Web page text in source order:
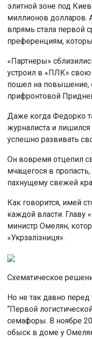
элитной зоне под
миллионов долларов.
впрямь стала первой
преференциям,
«Партнеры»
устроил в «ПЛК» свою
пошел на повышение,
прифронтовой
Даже когда Федорко
журналиста и
успешно развивать
Он вовремя отцепил
мчащегося в
пахнущему свежей
Как говорится, имей
каждой власти. Главу
министр Омелян,
«Укрзалізниця».
Схематическое
Но не так давно
“Первой
семафоры. В ноябре
обыск в доме у